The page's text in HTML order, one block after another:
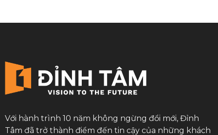
Với hành trình 10 năm không ngừng đổi mới, Đỉnh
Tâm đã trở thành điểm đến tin cậy của những khách